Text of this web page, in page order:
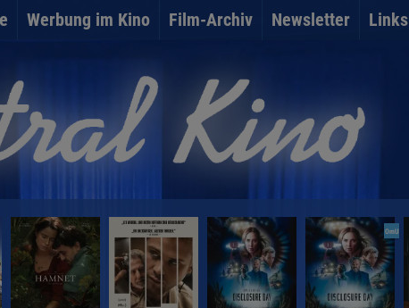
Werbung im Kino Film-Archiv Newsletter
OmU